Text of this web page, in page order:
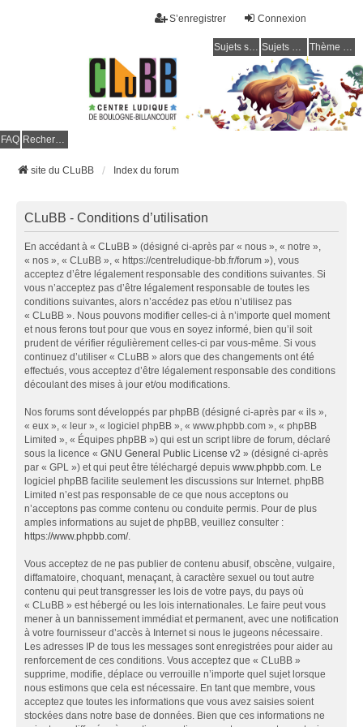
Connexion
S’enregistrer
Sujets sans réponse Sujets actifs Thème clair / foncé
FAQ Rechercher
site du CLuBB Index du forum
CLuBB - Conditions d’utilisation
En accédant à « CLuBB » (désigné ci-après par « nous », « notre »,
« nos », « CLuBB », « https://centreludique-bb.fr/forum »), vous
acceptez d’être légalement responsable des conditions suivantes. Si
vous n’acceptez pas d’être légalement responsable de toutes les
conditions suivantes, alors n’accédez pas et/ou n’utilisez pas
« CLuBB ». Nous pouvons modifier celles-ci à n’importe quel moment
et nous ferons tout pour que vous en soyez informé, bien qu’il soit
prudent de vérifier régulièrement celles-ci par vous-même. Si vous
continuez d’utiliser « CLuBB » alors que des changements ont été
effectués, vous acceptez d’être légalement responsable des conditions
découlant des mises à jour et/ou modifications.
Nos forums sont développés par phpBB (désigné ci-après par « ils »,
« eux », « leur », « logiciel phpBB », « www.phpbb.com », « phpBB
Limited », « Équipes phpBB ») qui est un script libre de forum, déclaré
sous la licence « GNU General Public License v2 » (désigné ci-après
par « GPL ») et qui peut être téléchargé depuis www.phpbb.com. Le
logiciel phpBB facilite seulement les discussions sur Internet. phpBB
Limited n’est pas responsable de ce que nous acceptons ou
n’acceptons pas comme contenu ou conduite permis. Pour de plus
amples informations au sujet de phpBB, veuillez consulter :
https://www.phpbb.com/.
Vous acceptez de ne pas publier de contenu abusif, obscène, vulgaire,
diffamatoire, choquant, menaçant, à caractère sexuel ou tout autre
contenu qui peut transgresser les lois de votre pays, du pays où
« CLuBB » est hébergé ou les lois internationales. Le faire peut vous
mener à un bannissement immédiat et permanent, avec une notification
à votre fournisseur d’accès à Internet si nous le jugeons nécessaire.
Les adresses IP de tous les messages sont enregistrées pour aider au
renforcement de ces conditions. Vous acceptez que « CLuBB »
supprime, modifie, déplace ou verrouille n’importe quel sujet lorsque
nous estimons que cela est nécessaire. En tant que membre, vous
acceptez que toutes les informations que vous avez saisies soient
stockées dans notre base de données. Bien que ces informations ne